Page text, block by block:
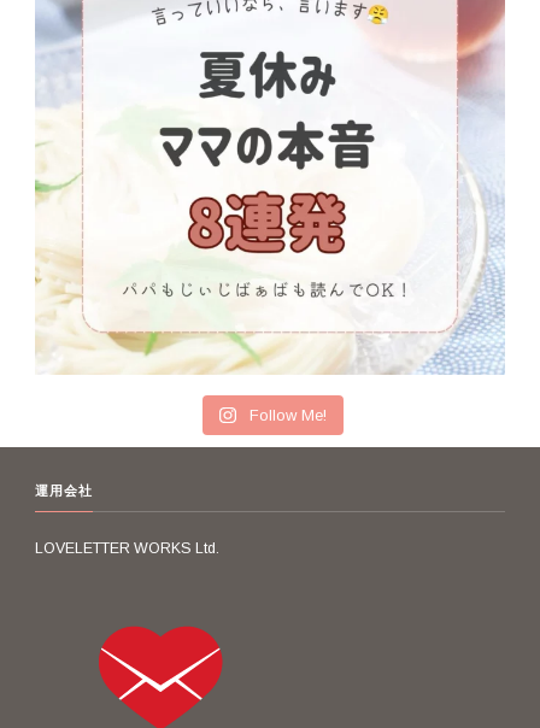
Follow Me!
運用会社
LOVELETTER WORKS Ltd.